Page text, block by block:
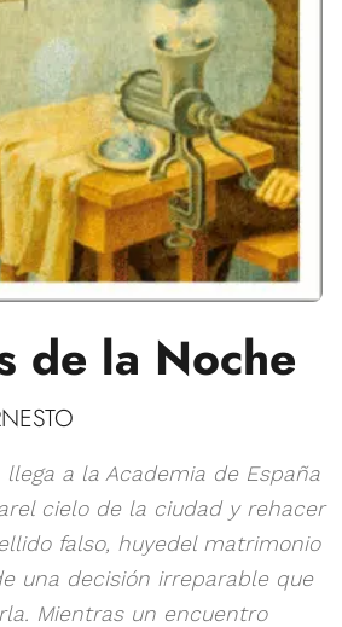
de la Noche
llega a la Academia de España
cielo de la ciudad y rehacer
falso, huyedel matrimonio
una decisión irreparable que
Mientras un encuentro